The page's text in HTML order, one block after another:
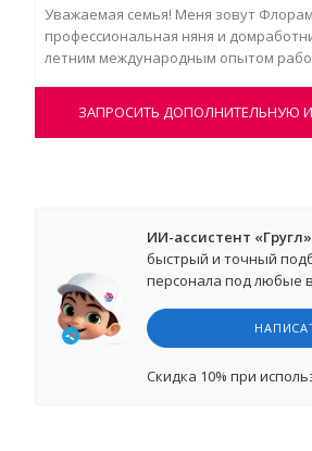
Уважаемая семья! Меня зовут
профессиональная няня и
летним международным опытом
ЗАПРОСИТЬ ДОПОЛНИТЕЛЬНУЮ
ИИ-ассистент
быстрый и точный
персонала под любые
Cкидка 10% при